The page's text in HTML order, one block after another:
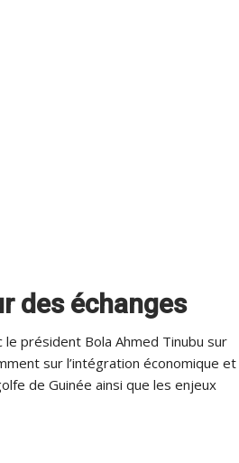
des échanges
le président Bola Ahmed Tinubu sur
sur l’intégration économique et
de Guinée ainsi que les enjeux